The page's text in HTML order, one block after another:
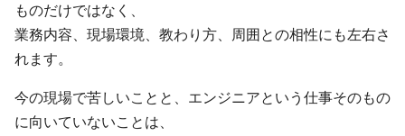
ものだけではなく、
業務内容、現場環境、教わり方、周囲との相性にも左右さ
れます。
今の現場で苦しいことと、エンジニアという仕事そのもの
に向いていないことは、